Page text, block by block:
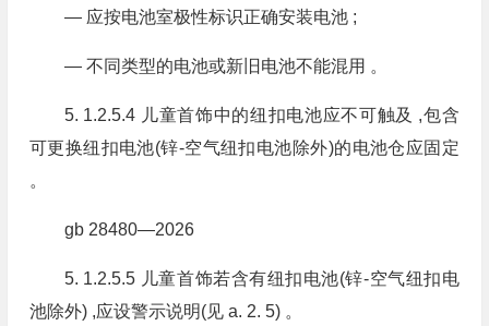
— 应按电池室极性标识正确安装电池 ;
— 不同类型的电池或新旧电池不能混用 。
5. 1.2.5.4 儿童首饰中的纽扣电池应不可触及 ,包含
可更换纽扣电池(锌-空气纽扣电池除外)的电池仓应固定
。
gb 28480—2026
5. 1.2.5.5 儿童首饰若含有纽扣电池(锌-空气纽扣电
池除外) ,应设警示说明(见 a. 2. 5) 。